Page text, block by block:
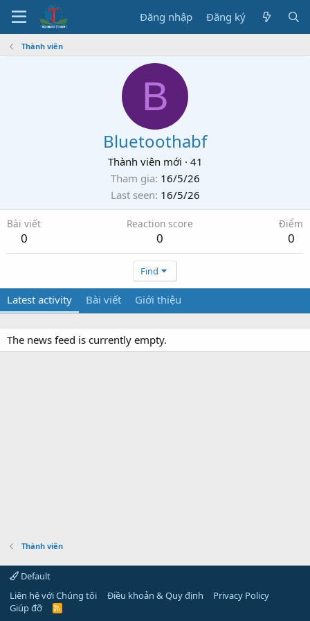
Đăng nhập Đăng ký
Thành viên
B
Bluetoothabf
Thành viên mới · 41
Tham gia 16/5/26
Last seen 16/5/26
Bài viết
0
Reaction score
0
Điểm
0
Find
Latest activity Bài viết Giới thiệu
The news feed is currently empty.
Thành viên
Default
Liên hệ với Chúng tôi
Điều khoản & Quy định
Privacy Policy
Giúp đỡ
R